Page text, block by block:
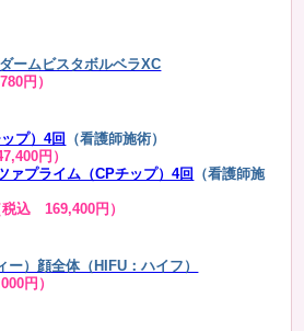
ームビスタボルベラXC
円）
プ）4回
（看護師施術）
円）
ァプライム（CPチップ）4回
（看護師施
込 169,400円）
）顔全体（HIFU：ハイフ）
円）